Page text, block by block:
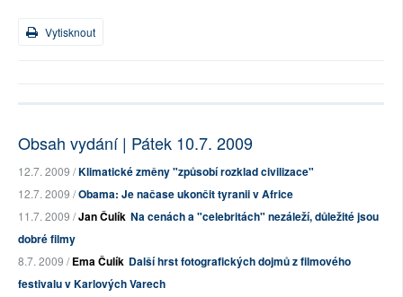
Vytisknout
Obsah vydání | Pátek 10.7. 2009
12.7. 2009 /Klimatické změny "způsobí rozklad civilizace"
12.7. 2009 /Obama: Je načase ukončit tyranii v Africe
11.7. 2009 /Jan Čulík Na cenách a "celebritách" nezáleží, důležité jsou
dobré filmy
8.7. 2009 /Ema Čulík Další hrst fotografických dojmů z filmového
festivalu v Karlových Varech